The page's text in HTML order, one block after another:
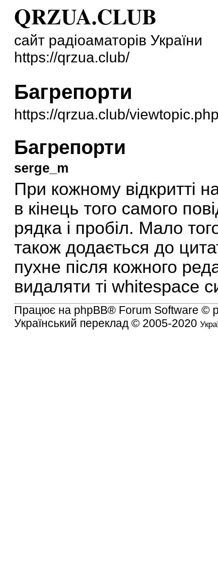
QRZUA.CLUB
сайт радіоаматорів України
https://qrzua.club/
Багрепорти
https://qrzua.club/
Багрепорти
serge_m
При кожному відкритті
в кінець того самого
рядка і пробіл. Мало
також додається до
пухне після кожного
видаляти ті whitespace
Працює на phpBB® Forum Software ©
Український переклад © 2005-2020